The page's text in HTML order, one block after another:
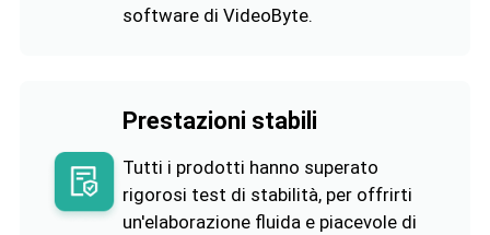
software di VideoByte.
Prestazioni stabili
Tutti i prodotti hanno superato
rigorosi test di stabilità, per offrirti
un'elaborazione fluida e piacevole di